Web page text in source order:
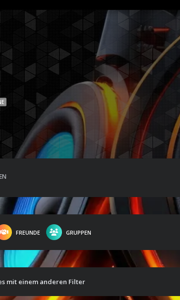
FREUNDE GRUPPEN
mit einem anderen Filter